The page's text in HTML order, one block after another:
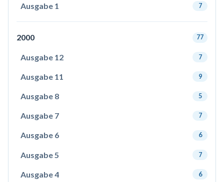
Ausgabe 1 7
2000 77
Ausgabe 12 7
Ausgabe 11 9
Ausgabe 8 5
Ausgabe 7 7
Ausgabe 6 6
Ausgabe 5 7
Ausgabe 4 6